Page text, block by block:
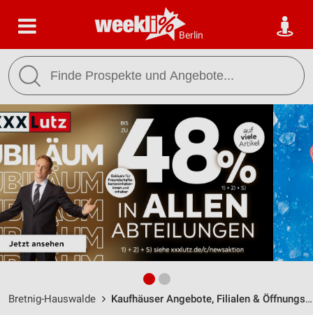
Berlin
Bretnig-Hauswalde Kaufhäuser Angebote, Filialen & Öffnungszeiten